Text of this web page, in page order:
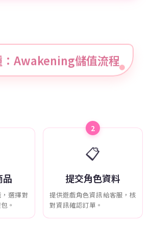
：Awakening儲值流程
品
選擇對
。
2
📋
提交角色資料
提供遊戲角色資訊給客服，核
對資訊確認訂單。